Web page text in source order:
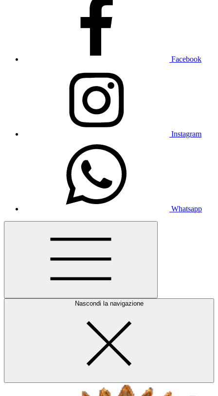
Facebook
Instagram
Whatsapp
Nascondi la navigazione